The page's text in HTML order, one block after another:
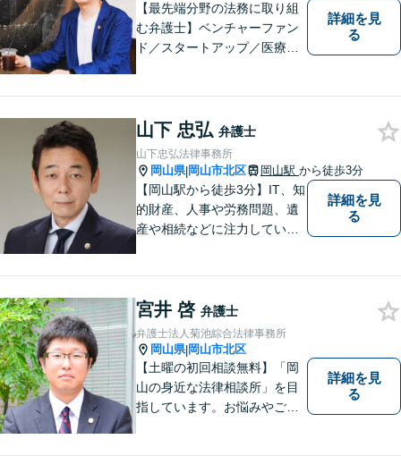
【最先端分野の法務に取り組
む弁護士】ベンチャーファン
ド／スタートアップ／医療介
に積極的に取り組みます。少
数の案件に集中し、「迅速対
応」を実現します！
詳細を見
る
山下 忠弘 弁護士
山下忠弘法律事務所
岡山県|岡山市北区 岡山駅 から徒歩3分
【岡山駅から徒歩3分】IT、知
的財産、人事や労務問題、遺
産や相続などに注力していま
相談ください。依頼者さまの
サポートができるよう努めて
まいります。
詳細を見
る
宮井 啓 弁護士
弁護士法人菊池綜合法律事務所
岡山県|岡山市北区
【土曜の初回相談無料】「岡
山の身近な法律相談所」を目
指しています。お悩みやご不
詳細を見
る